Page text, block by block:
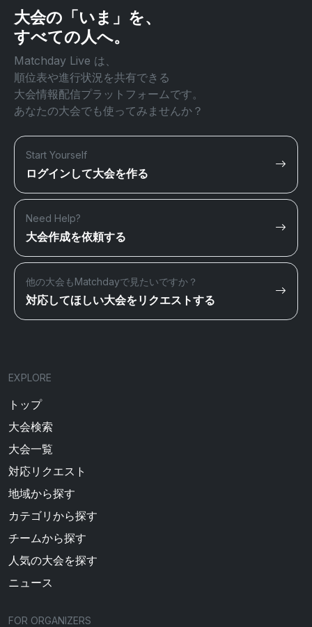
大会の「いま」を、
すべての人へ。
Matchday Live は、
順位表や進行状況を共有できる
大会情報配信プラットフォームです。
あなたの大会でも使ってみませんか？
Start Yourself
ログインして大会を作る
Need Help?
大会作成を依頼する
他の大会もMatchdayで見たいですか？
対応してほしい大会をリクエストする
EXPLORE
トップ
大会検索
大会一覧
対応リクエスト
地域から探す
カテゴリから探す
チームから探す
人気の大会を探す
ニュース
FOR ORGANIZERS